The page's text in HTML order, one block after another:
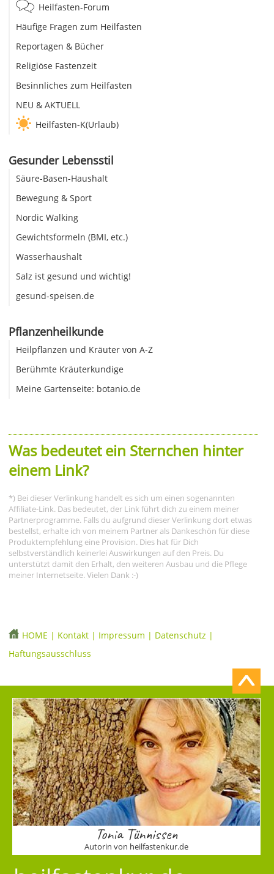
Heilfasten-Forum
Häufige Fragen zum Heilfasten
Reportagen & Bücher
Religiöse Fastenzeit
Besinnliches zum Heilfasten
NEU & AKTUELL
Heilfasten-K(Urlaub)
Gesunder Lebensstil
Säure-Basen-Haushalt
Bewegung & Sport
Nordic Walking
Gewichtsformeln (BMI, etc.)
Wasserhaushalt
Salz ist gesund und wichtig!
gesund-speisen.de
Pflanzenheilkunde
Heilpflanzen und Kräuter von A-Z
Berühmte Kräuterkundige
Meine Gartenseite: botanio.de
Was bedeutet ein Sternchen hinter
einem Link?
*) Bei dieser Verlinkung handelt es sich um einen sogenannten
Affiliate-Link. Das bedeutet, der Link führt dich zu einem meiner
Partnerprogramme. Falls du aufgrund dieser Verlinkung dort etwas
bestellst, erhalte ich von meinem Partner als Dankeschön für diese
Produktempfehlung eine Provision. Dies hat für Dich
selbstverständlich keinerlei Auswirkungen auf den Preis. Du
unterstützt damit den Erhalt, den weiteren Ausbau und die Pflege
meiner Internetseite. Vielen Dank :-)
HOME | Kontakt | Impressum | Datenschutz |
Haftungsausschluss
Tonia Tünnissen
Autorin von heilfastenkur.de